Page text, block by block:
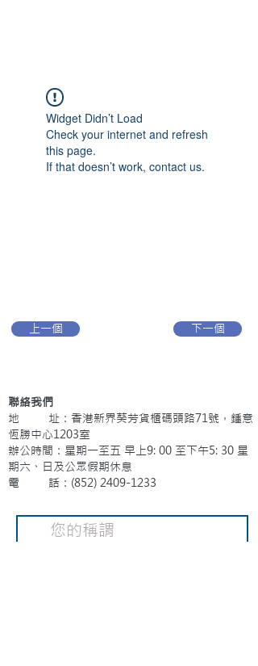
Widget Didn’t Load
Check your internet and refresh
this page.
If that doesn’t work, contact us.
上一個 下一個
聯絡我們
地 址：香港新界葵芳貨櫃碼頭路71號，鍾意
恆勝中心1203室
辦公時間：星期一至五 早上9: 00 至下午5: 30 星
期六、日及公眾假期休息
電 話：(852) 2409-1233